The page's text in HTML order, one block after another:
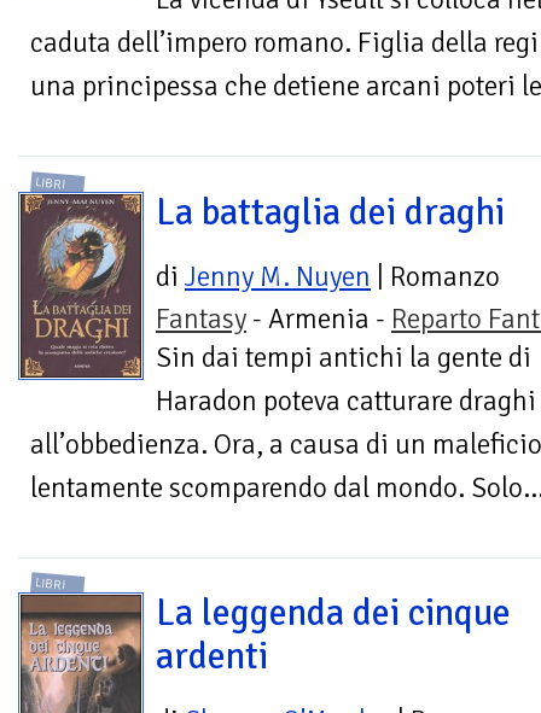
caduta dell’impero romano. Figlia della
una principessa che detiene arcani poteri
LIBRI
La battaglia dei draghi
di Jenny M. Nuyen | Romanzo
Fantasy - Armenia - Reparto
Sin dai tempi antichi la gente di
Haradon poteva catturare
all’obbedienza. Ora, a causa di un
lentamente scomparendo dal mondo.
LIBRI
La leggenda dei cinque
ardenti